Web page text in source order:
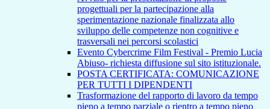
progettuali per la partecipazione alla
sperimentazione nazionale finalizzata allo
sviluppo delle competenze non cognitive e
trasversali nei percorsi scolastici
Evento Cybercrime Film Festival - Premio Lucia
Abiuso- richiesta diffusione sul sito istituzionale.
POSTA CERTIFICATA: COMUNICAZIONE
PER TUTTI I DIPENDENTI
Trasformazione del rapporto di lavoro da tempo
pieno a tempo parziale o rientro a tempo pieno